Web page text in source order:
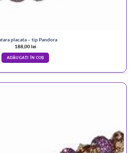
placata – tip Pandora
188,00lei
ADĂUGAȚI ÎN COȘ